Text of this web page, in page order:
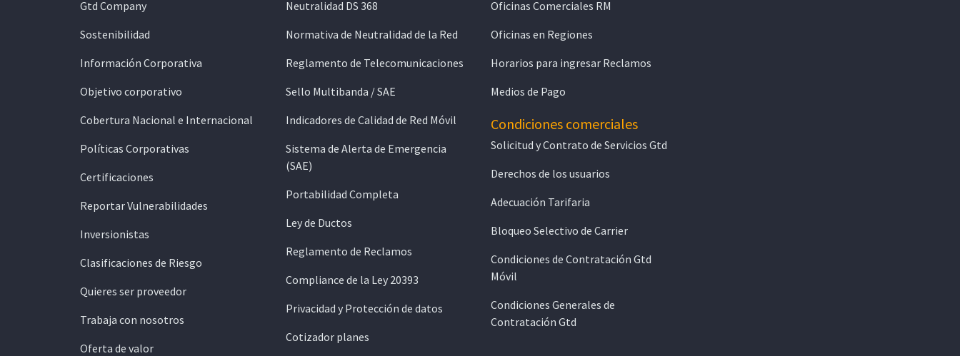
Gtd Company
Sostenibilidad
Información Corporativa
Objetivo corporativo
Cobertura Nacional e Internacional
Políticas Corporativas
Certificaciones
Reportar Vulnerabilidades
Inversionistas
Clasificaciones de Riesgo
Quieres ser proveedor
Trabaja con nosotros
Oferta de valor
Neutralidad DS 368
Normativa de Neutralidad de la Red
Reglamento de Telecomunicaciones
Sello Multibanda / SAE
Indicadores de Calidad de Red Móvil
Sistema de Alerta de Emergencia
(SAE)
Portabilidad Completa
Ley de Ductos
Reglamento de Reclamos
Compliance de la Ley 20393
Privacidad y Protección de datos
Cotizador planes
Oficinas Comerciales RM
Oficinas en Regiones
Horarios para ingresar Reclamos
Medios de Pago
Condiciones comerciales
Solicitud y Contrato de Servicios Gtd
Derechos de los usuarios
Adecuación Tarifaria
Bloqueo Selectivo de Carrier
Condiciones de Contratación Gtd
Móvil
Condiciones Generales de
Contratación Gtd